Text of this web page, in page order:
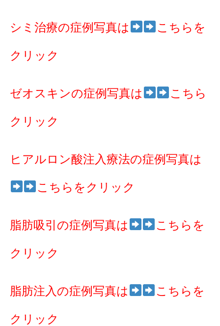
シミ治療の症例写真は こちらを
クリック
ゼオスキンの症例写真は こちら
クリック
ヒアルロン酸注入療法の症例写真は
こちらをクリック
脂肪吸引の症例写真は こちらを
クリック
脂肪注入の症例写真は こちらを
クリック